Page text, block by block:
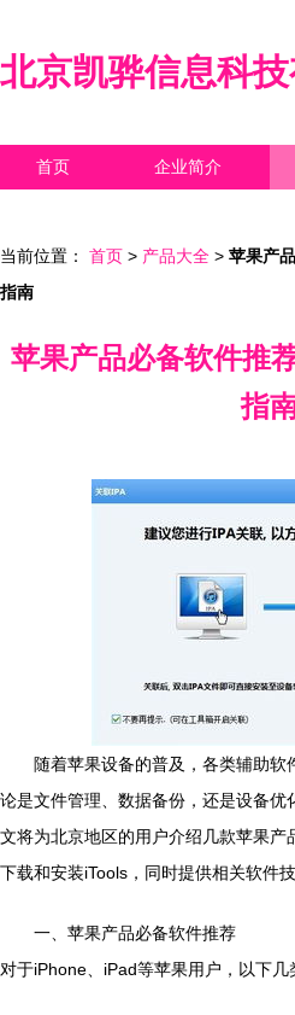
北京凯骅信息科技
首页 企业简介
当前位置： 首页 > 产品大全 > 苹果产
指南
苹果产品必备软件推
指
随着苹果设备的普及，各类辅助
论是文件管理、数据备份，还是设备优
文将为北京地区的用户介绍几款苹果
下载和安装iTools，同时提供相关软件
一、苹果产品必备软件推荐
对于iPhone、iPad等苹果用户，以下几